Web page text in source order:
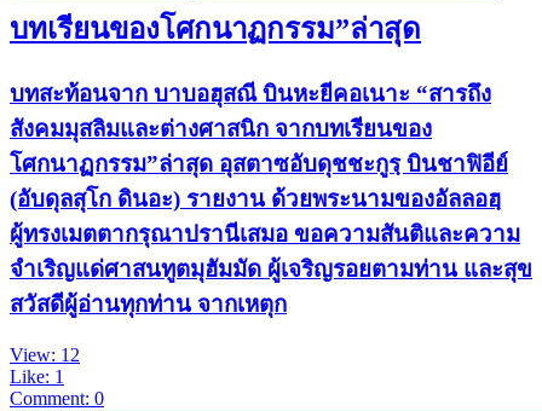
บทเรียนของโศกนาฏกรรม”ล่าสุด
บทสะท้อนจาก บาบอฮุสณี บินหะยีคอเนาะ “สารถึง
สังคมมุสลิมและต่างศาสนิก จากบทเรียนของ
โศกนาฏกรรม”ล่าสุด อุสตาซอับดุชชะกูรฺ บินชาฟิอีย์
(อับดุลสุโก ดินอะ) รายงาน ด้วยพระนามของอัลลอฮฺ
ผู้ทรงเมตตากรุณาปรานีเสมอ ขอความสันติและความ
จำเริญแด่ศาสนทูตมุฮัมมัด ผู้เจริญรอยตามท่าน และสุข
สวัสดีผู้อ่านทุกท่าน จากเหตุก
View: 12
Like: 1
Comment: 0